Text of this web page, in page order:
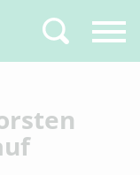
results.